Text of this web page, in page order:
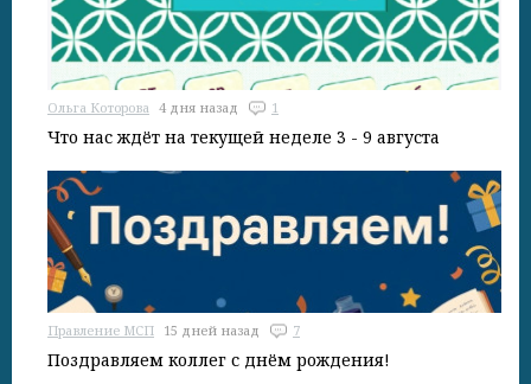
Ольга Которова 4 дня назад 1
Что нас ждёт на текущей неделе 3 - 9 августа
Правление МСП 15 дней назад 7
Поздравляем коллег с днём рождения!